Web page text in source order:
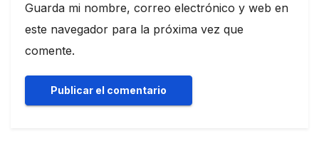
Guarda mi nombre, correo electrónico y web en
este navegador para la próxima vez que
comente.